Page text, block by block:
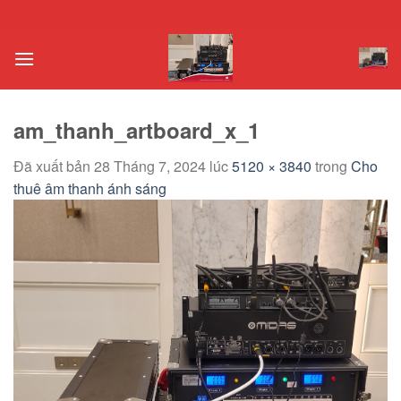
nội
am_thanh_artboard_x_1
Đã xuất bản 28 Tháng 7, 2024 lúc5120 × 3840 trong Cho
thuê âm thanh ánh sáng